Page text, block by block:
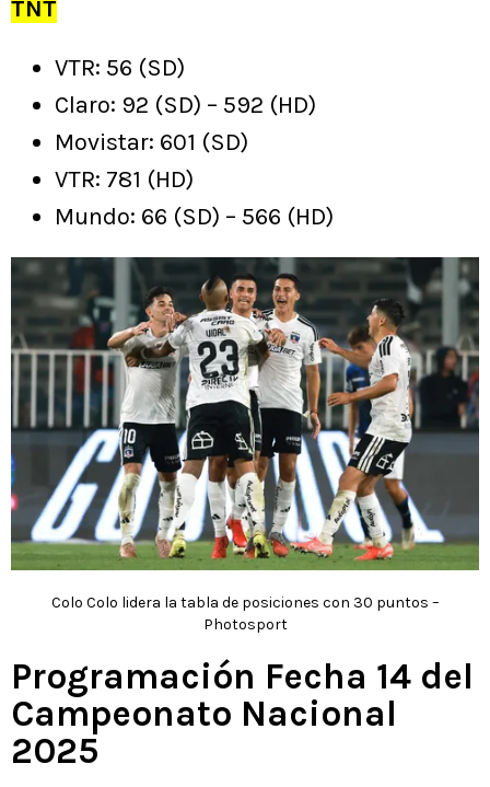
TNT
VTR: 56 (SD)
Claro: 92 (SD) – 592 (HD)
Movistar: 601 (SD)
VTR: 781 (HD)
Mundo: 66 (SD) – 566 (HD)
Colo Colo lidera la tabla de posiciones con 30 puntos –
Photosport
Programación Fecha 14 del
Campeonato Nacional
2025